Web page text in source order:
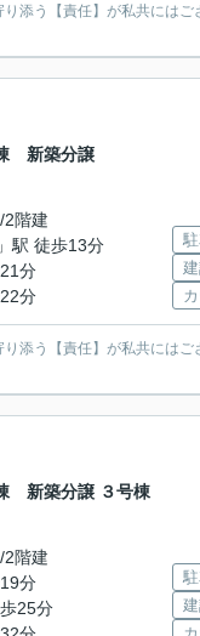
添う【責任】が私共にはご
棟 新築分譲
階建
」駅 徒歩13分
分
分
添う【責任】が私共にはご
新築分譲 ３号棟
階建
分
25分